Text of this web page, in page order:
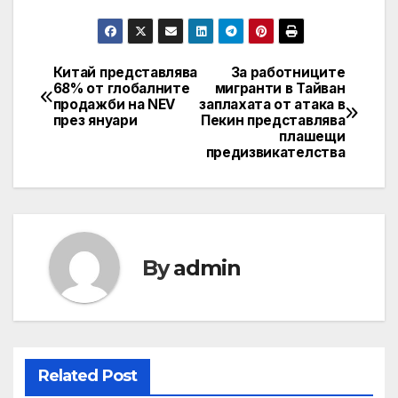
Навигация
За работниците
мигранти в Тайван
заплахата от атака в
Пекин представлява
плашещи
предизвикателства
Китай представлява
68% от глобалните
продажби на NEV
през януари
Byadmin
Related Post